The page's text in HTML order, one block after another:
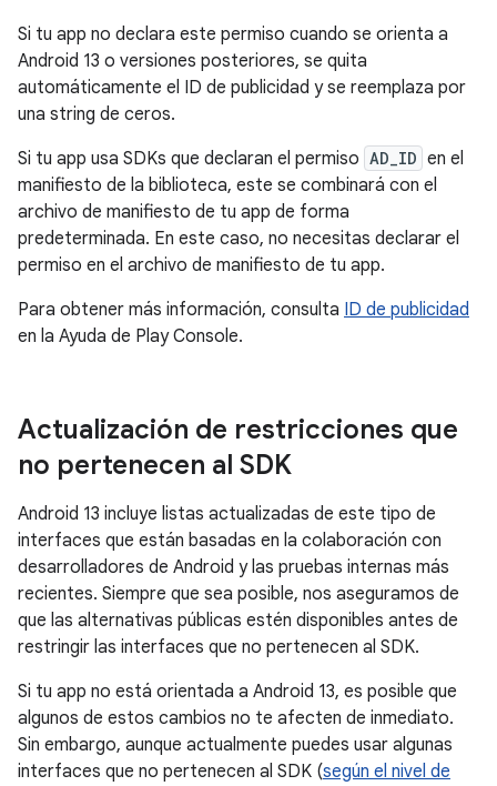
Si tu app no declara este permiso cuando se orienta a
Android 13 o versiones posteriores, se quita
automáticamente el ID de publicidad y se reemplaza por
una string de ceros.
Si tu app usa SDKs que declaran el permiso AD_ID en el
manifiesto de la biblioteca, este se combinará con el
archivo de manifiesto de tu app de forma
predeterminada. En este caso, no necesitas declarar el
permiso en el archivo de manifiesto de tu app.
Para obtener más información, consulta ID de publicidad
en la Ayuda de Play Console.
Actualización de restricciones que
no pertenecen al SDK
Android 13 incluye listas actualizadas de este tipo de
interfaces que están basadas en la colaboración con
desarrolladores de Android y las pruebas internas más
recientes. Siempre que sea posible, nos aseguramos de
que las alternativas públicas estén disponibles antes de
restringir las interfaces que no pertenecen al SDK.
Si tu app no está orientada a Android 13, es posible que
algunos de estos cambios no te afecten de inmediato.
Sin embargo, aunque actualmente puedes usar algunas
interfaces que no pertenecen al SDK (según el nivel de